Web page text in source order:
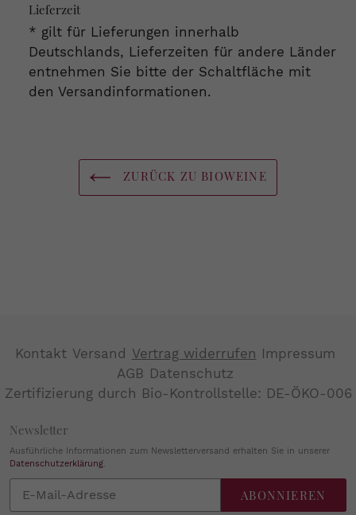
Lieferzeit
* gilt für Lieferungen innerhalb
Deutschlands, Lieferzeiten für andere Länder
entnehmen Sie bitte der Schaltfläche mit
den Versandinformationen.
ZURÜCK ZU BIOWEINE
Kontakt Versand Vertrag widerrufen Impressum
AGB Datenschutz
Zertifizierung durch Bio-Kontrollstelle: DE-ÖKO-006
Newsletter
Ausführliche Informationen zum Newsletterversand erhalten Sie in unserer
Datenschutzerklärung.
Sie
ABONNIEREN